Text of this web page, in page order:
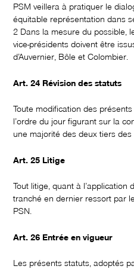
PSM veillera à pratiquer le
équitable représentation dans
2 Dans la mesure du possible,
vice-présidents doivent être
d’Auvernier, Bôle et Colombier.
Art. 24 Révision des statuts
Toute modification des
l’ordre du jour figurant sur la
une majorité des deux tiers des
Art. 25 Litige
Tout litige, quant à l’application
tranché en dernier ressort par
PSN.
Art. 26 Entrée en vigueur
Les présents statuts, adoptés